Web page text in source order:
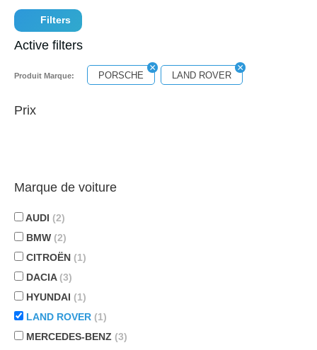
Filters
Active filters
Produit Marque: PORSCHE LAND ROVER
Prix
Marque de voiture
AUDI (2)
BMW (2)
CITROËN (1)
DACIA (3)
HYUNDAI (1)
LAND ROVER (1)
MERCEDES-BENZ (3)